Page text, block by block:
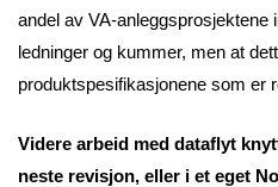
andel av VA-anleggsprosjektene
ledninger og kummer, men at
produktspesifikasjonene som er
Videre arbeid med dataflyt
neste revisjon, eller i et eget